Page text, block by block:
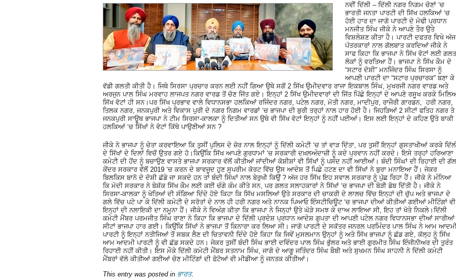
ਨਵੀਂ ਦਿੱਲੀ – ਦਿੱਲੀ ਨਗਰ ਨਿਗਮ ਚੋਣਾਂ ‘ਚ
ਭਾਰਤੀ ਜਨਤਾ ਪਾਰਟੀ ਦੀ ਸਿੱਖ ਹਲਕਿਆਂ ‘ਚ
ਹੋਈ ਹਾਰ ਦਾ ਜਾਗੋ ਪਾਰਟੀ ਦੇ ਮੋਢੀ ਪ੍ਰਧਾਨ
ਮਨਜੀਤ ਸਿੰਘ ਜੀਕੇ ਨੇ ਆਪਣੇ ਤੌਰ ਉਤੇ
ਵਿਸ਼ਲੇਸ਼ਣ ਕੀਤਾ ਹੈ। ਪਾਰਟੀ ਦਫਤਰ ਵਿਖੇ ਅੱਜ
ਪੱਤਰਕਾਰਾਂ ਨਾਲ ਗੱਲਬਾਤ ਕਰਦਿਆਂ ਜੀਕੇ ਨੇ
ਸਾਫ ਕਿਹਾ ਕਿ ਭਾਜਪਾ ਨੇ ਸਿੱਖ ਵੋਟਾਂ ਲਈ ਗਲਤ
ਲੋਕਾਂ ਨੂੰ ਵਰਤਿਆ ਹੈਂ। ਭਾਜਪਾ ਨੇ ਸਿੱਖ ਕੌਮ ਦੇ
“ਸਟਾਰ ਦੋਸ਼ੀ” ਮਨਜਿੰਦਰ ਸਿੰਘ ਸਿਰਸਾ ਨੂੰ
ਆਪਣੀ ਪਾਰਟੀ ਦਾ “ਸਟਾਰ ਪ੍ਰਚਾਰਕ” ਬਣਾ ਕੇ
ਵੱਡੀ ਗਲਤੀ ਕੀਤੀ ਹੈ। ਜਿਥੇ ਸਿਰਸਾ ਪ੍ਰਚਾਰ ਕਰਨ ਲਈ ਨਹੀਂ ਗਿਆ ਉਥੇ ਸਗੋਂ 2 ਸਿੱਖ ਉਮੀਦਵਾਰ ਰਾਜਾ ਇਕਬਾਲ ਸਿੰਘ, ਮੁਖਰਜੀ ਨਗਰ ਵਾਰਡ ਅਤੇ
ਅਰਜੁਨ ਪਾਲ ਸਿੰਘ ਮਰਵਾਹ ਲਾਜਪਤ ਨਗਰ ਵਾਰਡ ਤੋਂ ਚੋਣ ਜਿੱਤ ਗਏ। ਇਨ੍ਹਾਂ 2 ਸਿੱਖ ਉਮੀਦਵਾਰਾਂ ਦੀ ਜਿੱਤ ਪਿੱਛੇ ਇਨ੍ਹਾਂ ਦੇ ਆਪਣੇ ਰਸੂਖ ਕਰਕੇ
ਸਿੱਖ ਵੋਟਾਂ ਹੀ ਸਨ।ਪਰ ਸਿੱਖ ਪ੍ਰਭਾਵ ਵਾਲੇ ਵਿਧਾਨਸਭਾ ਹਲਕਿਆਂ ਰਜਿੰਦਰ ਨਗਰ, ਪਟੇਲ ਨਗਰ, ਮੋਤੀ ਨਗਰ, ਮਾਦੀਪੁਰ, ਰਾਜੌਰੀ ਗਾਰਡਨ, ਹਰੀ ਨਗਰ,
ਤਿਲਕ ਨਗਰ, ਜਨਕਪੁਰੀ ਅਤੇ ਵਿਕਾਸ ਪੁਰੀ ਦੇ ਨਗਰ ਨਿਗਮ ਵਾਰਡਾਂ ‘ਚ ਭਾਜਪਾ ਦੀ ਬੁਰੀ ਤਰ੍ਹਾਂ ਨਾਲ ਹਾਰ ਹੋਈ ਹੈ। ਜਿਹੜਿਆਂ 2 ਸੀਟਾਂ ਫਤਿਹ ਨਗਰ ਤੇ
ਜਨਕਪੁਰੀ ਸਾਊਥ ਭਾਜਪਾ ਨੇ ਟੀਮ ਸਿਰਸਾ-ਕਾਲਕਾ ਨੂੰ ਦਿਤੀਆਂ ਸਨ ਉਥੇ ਵੀ ਸਿੱਖ ਵੋਟਾਂ ਇਨ੍ਹਾਂ ਨੂੰ ਨਹੀਂ ਪਈਆਂ। ਇਸ ਲਈ ਇਨ੍ਹਾਂ ਦੇ ਕਹਿਣ ਉਤੇ ਬਾਕੀ
ਹਲਕਿਆਂ ‘ਚ ਸਿੱਖਾਂ ਨੇ ਵੋਟਾਂ ਕਿੱਥੇ ਪਾਉਣੀਆਂ ਸਨ ?
ਜੀਕੇ ਨੇ ਭਾਜਪਾ ਨੂੰ ਚੇਤਾ ਕਰਵਾਇਆ ਕਿ ਤੁਸੀਂ ਪੁਲਿਸ ਦੇ ਜ਼ੋਰ ਨਾਲ ਇਨ੍ਹਾਂ ਨੂੰ ਦਿੱਲੀ ਕਮੇਟੀ ‘ਚ ਤਾਂ ਵਾੜ ਦਿੱਤਾ, ਪਰ ਤੁਸੀਂ ਇਨ੍ਹਾਂ ਗੁਸਤਾਖੀਆਂ ਕਰਕੇ
ਦੇ ਸਿੱਖਾਂ ਦੇ ਦਿਲਾਂ ਵਿਚੋਂ ਉਤਰ ਗਏ ਹੋ।ਕਿਉਂਕਿ ਸਿੱਖ ਆਪਣੇ ਗੁਰਧਾਮਾਂ ‘ਚ ਸਰਕਾਰੀ ਦਖ਼ਲਅੰਦਾਜ਼ੀ ਨੂੰ ਕਦੇ ਪ੍ਰਵਾਨ ਨਹੀਂ ਕਰਦੇ। ਇਸੇ ਤਰ੍ਹਾਂ ਹਰਿਆਣਾ
ਕਮੇਟੀ ਦੀ ਹੋਂਦ ਨੂੰ ਬਚਾਉਣ ਵਾਸਤੇ ਭਾਜਪਾ ਸਰਕਾਰ ਵੱਲੋਂ ਕੀਤੀਆਂ ਜਾਂਦੀਆਂ ਕੋਸ਼ੀਸ਼ਾਂ ਵੀ ਸਿੱਖਾਂ ਨੂੰ ਪਸੰਦ ਨਹੀਂ ਆਈਆਂ। ਬੰਦੀ ਸਿੰਘਾਂ ਦੀ ਰਿਹਾਈ ਦੀ ਗੱਲ
ਕੇਂਦਰ ਸਰਕਾਰ ਵੱਲੋਂ 2019 ‘ਚ ਕਰਨ ਦੇ ਬਾਵਜੂਦ ਹੁਣ ਸੁਪਰੀਮ ਕੋਰਟ ਵਿੱਚ ਉਸ ਆਦੇਸ਼ ਤੋਂ ਪਿਛੇ ਹਟਣ ਦਾ ਵੀ ਸਿੱਖਾਂ ਨੇ ਬੁਰਾ ਮਨਾਇਆ ਹੈਂ। ਜੇਕਰ
ਬਿਲਕਿਸ ਬਾਨੋ ਦੇ ਦੋਸ਼ੀ ਛੱਡੇ ਜਾ ਸਕਦੇ ਹਨ ਤਾਂ ਬੰਦੀ ਸਿੰਘਾਂ ਨਾਲ ਬੇਰੁਖੀ ਕਿਉਂ ? ਅੱਜ ਹਰ ਸਿੱਖ ਇਹ ਸਵਾਲ ਸਰਕਾਰ ਨੂੰ ਪੁੱਛ ਰਿਹਾ ਹੈਂ। ਜੀਕੇ ਨੇ ਮੰਨਿਆ
ਕਿ ਮੋਦੀ ਸਰਕਾਰ ਨੇ ਬੇਸ਼ੱਕ ਸਿੱਖ ਕੌਮ ਲਈ ਕਈ ਚੰਗੇ ਕੰਮ ਕੀਤੇ ਸਨ, ਪਰ ਗਲਤ ਸਲਾਹਕਾਰਾਂ ਨੇ ਸਿੱਖਾਂ ‘ਚ ਭਾਜਪਾ ਦੀ ਬੇੜੀ ਡੋਬ ਦਿੱਤੀ ਹੈ। ਜੀਕੇ ਨੇ
ਸਿਰਸਾ-ਕਾਲਕਾ ਨੂੰ ਖੋਤਿਆਂ ਦੀ ਸੰਗਿਆ ਦਿੰਦੇ ਹੋਏ ਕਿਹਾ ਕਿ ਸਿੱਖ ਮਸਲਿਆਂ ਉਤੇ ਸਰਕਾਰ ਦੀ ਚਾਕਰੀ ਦੇ ਲਾਲਚ ਵਿੱਚ ਇਨ੍ਹਾਂ ਦੀ ਚੁੱਪ ਅਤੇ ਭਾਜਪਾ ਦੇ
ਗਲੇ ਵਿੱਚ ਪਟੇ ਪਾ ਕੇ ਦਿੱਲੀ ਕਮੇਟੀ ਦੇ ਸਰੋਤਾਂ ਦੇ ਨਾਲ ਹੀ ਹਰੀ ਨਗਰ ਅਤੇ ਨਾਨਕ ਪਿਆਓ ਇੰਸਟੀਚਿਊਟ ‘ਚ ਭਾਜਪਾ ਦੀਆਂ ਕੀਤੀਆਂ ਗਈਆਂ ਮੀਟਿੰਗਾਂ ਵੀ
ਇਨ੍ਹਾਂ ਦੀ ਨਲਾਇਕੀ ਦਾ ਨਮੂਨਾ ਹੈਂ। ਜੀਕੇ ਨੇ ਵਿਅੰਗ ਕੀਤਾ ਕਿ ਭਾਜਪਾ ਨੇ ਜਿਨ੍ਹਾਂ ਉਤੇ ਘੋੜੇ ਸਮਝ ਕੇ ਦਾਅ ਲਾਇਆ ਸੀ, ਇਹ ਤਾਂ ਖੋਤੇ ਨਿਕਲੇ।ਦਿੱਲੀ
ਕਮੇਟੀ ਮੈਂਬਰ ਪਰਮਜੀਤ ਸਿੰਘ ਰਾਣਾ ਨੇ ਕਿਹਾ ਕਿ ਭਾਜਪਾ ਦੇ ਦਿੱਲੀ ਪ੍ਰਦੇਸ਼ ਪ੍ਰਧਾਨ ਆਦੇਸ਼ ਗੁਪਤਾ ਦੀ ਆਪਣੀ ਪਟੇਲ ਨਗਰ ਵਿਧਾਨਸਭਾ ਦੀਆਂ ਸਾਰੀਆਂ
ਸੀਟਾਂ ਭਾਜਪਾ ਹਾਰ ਗਈ। ਕਿਉਂਕਿ ਸਿੱਖਾਂ ਨੇ ਭਾਜਪਾ ਤੋਂ ਕਿਨਾਰਾ ਕਰ ਲਿਆ ਸੀ। ਜਾਗੋ ਪਾਰਟੀ ਦੇ ਸਕੱਤਰ ਜਨਰਲ ਪਰਮਿੰਦਰ ਪਾਲ ਸਿੰਘ ਨੇ ਆਮ
ਪਾਰਟੀ ਨੂੰ ਇਨ੍ਹਾਂ ਨਤੀਜਿਆਂ ਤੋਂ ਸਬਕ ਲੈਣ ਦੀ ਚਿਤਾਵਨੀ ਦਿੰਦੇ ਹੋਏ ਕਿਹਾ ਕਿ ਜਿਵੇਂ ਮੁਸਲਮਾਨ ਉਨ੍ਹਾਂ ਨੂੰ ਅਤੇ ਸਿੱਖ ਭਾਜਪਾ ਨੂੰ ਛੱਡ ਗਏ, ਕੱਲ੍ਹ ਨੂੰ ਸਿੱਖ
ਆਮ ਆਦਮੀ ਪਾਰਟੀ ਨੂੰ ਵੀ ਛੱਡ ਸਕਦੇ ਹਨ। ਜੇਕਰ ਤੁਸੀਂ ਬੰਦੀ ਸਿੰਘ ਭਾਈ ਦਵਿੰਦਰ ਪਾਲ ਸਿੰਘ ਭੁੱਲਰ ਅਤੇ ਭਾਈ ਗੁਰਮੀਤ ਸਿੰਘ ਇੰਜੀਨੀਅਰ ਦੀ ਤੁਰੰਤ
ਰਿਹਾਈ ਨਹੀਂ ਕੀਤੀ। ਇਸ ਮੌਕੇ ਦਿੱਲੀ ਕਮੇਟੀ ਮੈਂਬਰ ਸਤਨਾਮ ਸਿੰਘ, ਜਾਗੋ ਦੇ ਆਗੂ ਜਤਿੰਦਰ ਸਿੰਘ ਬੌਬੀ ਅਤੇ ਸੁਖਮਨ ਸਿੰਘ ਸਾਹਨੀ ਨੇ ਦਿੱਲੀ ਕਮੇਟੀ
ਮੈਂਬਰਾਂ ਵੱਲੋ ਕੀਤੀਆਂ ਗਈਆਂ ਚੋਣ ਮੀਟਿੰਗਾਂ ਦੀ ਫੋਟੋਆਂ ਵੀ ਮੀਡੀਆ ਨੂੰ ਜਨਤਕ ਕੀਤੀਆਂ।
This entry was posted in ਭਾਰਤ.